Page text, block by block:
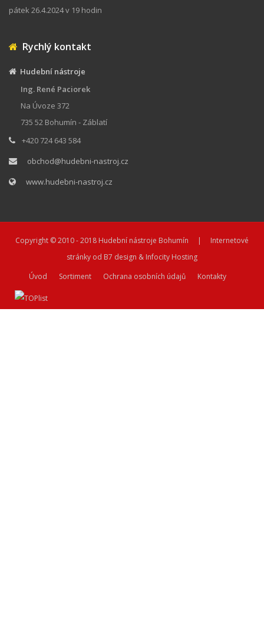
pátek 26.4.2024 v 19 hodin
Rychlý kontakt
Hudební nástroje
Ing. René Paciorek
Na Úvoze 372
735 52 Bohumín - Záblatí
+420 724 643 584
obchod@hudebni-nastroj.cz
www.hudebni-nastroj.cz
Copyright © 2010 - 2018 Hudební nástroje Bohumín | Internetové
stránky od B7 design & Infocity Hosting
Úvod
Sortiment Ochrana osobních údajů Kontakty